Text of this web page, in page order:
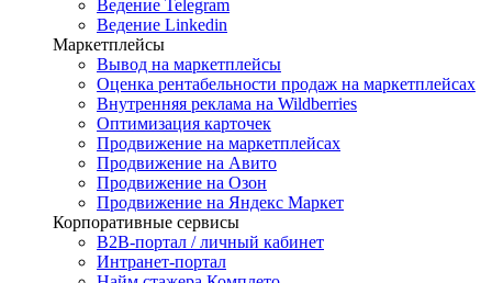
Ведение Telegram
Ведение Linkedin
Маркетплейсы
Вывод на маркетплейсы
Оценка рентабельности продаж на маркетплейсах
Внутренняя реклама на Wildberries
Оптимизация карточек
Продвижение на маркетплейсах
Продвижение на Авито
Продвижение на Озон
Продвижение на Яндекс Маркет
Корпоративные сервисы
B2B-портал / личный кабинет
Интранет-портал